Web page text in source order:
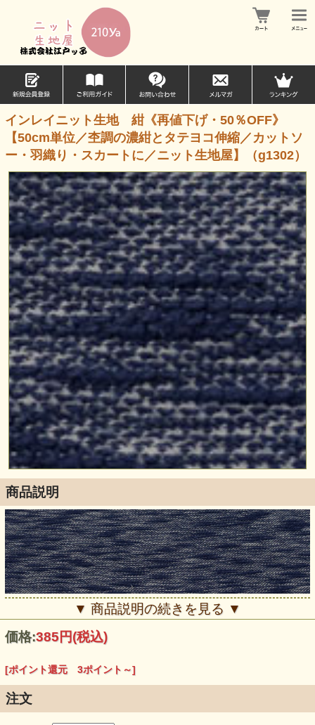
インレイニット生地 紺《再値下げ・50％OFF》
【50cm単位／杢調の濃紺とタテヨコ伸縮／カットソ
ー・羽織り・スカートに／ニット生地屋】（g1302）
商品説明
▼ 商品説明の続きを見る ▼
価格:385円(税込)
[ポイント還元 3ポイント～]
注文